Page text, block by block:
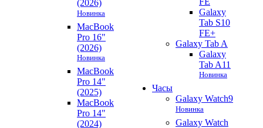
(2026)
Новинка
MacBook
Pro 16"
(2026)
Новинка
MacBook
Pro 14"
(2025)
MacBook
Pro 14"
(2024)
Galaxy
Tab S10
FE+
Galaxy Tab A
Galaxy
Tab A11
Новинка
Часы
Galaxy Watch9
Новинка
Galaxy Watch